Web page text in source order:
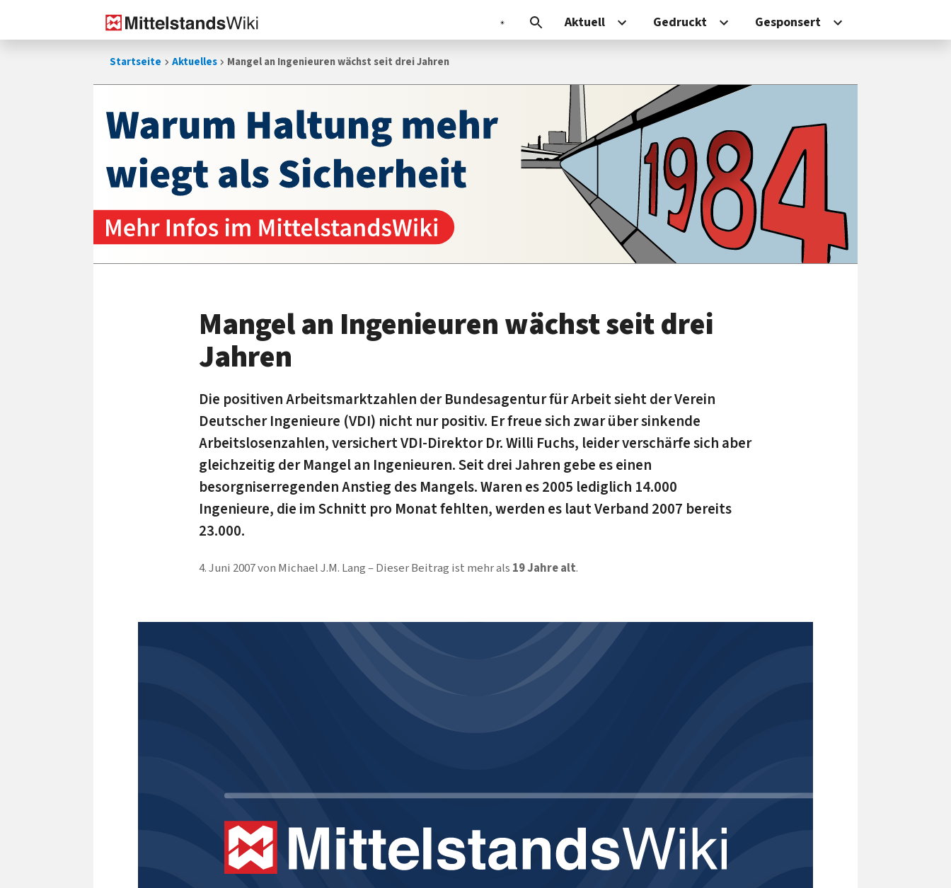
Aktuell Gedruckt Gesponsert
Startseite Aktuelles Mangel an Ingenieuren wächst seit drei Jahren
Mangel an Ingenieuren wächst seit drei
Jahren
Die positiven Arbeitsmarktzahlen der Bundesagentur für Arbeit sieht der Verein
Deutscher Ingenieure (VDI) nicht nur positiv. Er freue sich zwar über sinkende
Arbeitslosenzahlen, versichert VDI-Direktor Dr. Willi Fuchs, leider verschärfe sich aber
gleichzeitig der Mangel an Ingenieuren. Seit drei Jahren gebe es einen
besorgniserregenden Anstieg des Mangels. Waren es 2005 lediglich 14.000
Ingenieure, die im Schnitt pro Monat fehlten, werden es laut Verband 2007 bereits
23.000.
4. Juni 2007von Michael J.M. Lang Dieser Beitrag ist mehr als 19 Jahre alt.